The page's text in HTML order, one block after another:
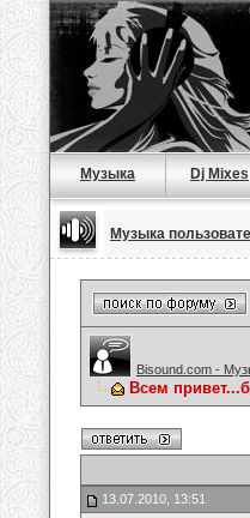
Музыка Dj Mixes
Музыка
Bisound.com -
Всем
13.07.2010, 13:51